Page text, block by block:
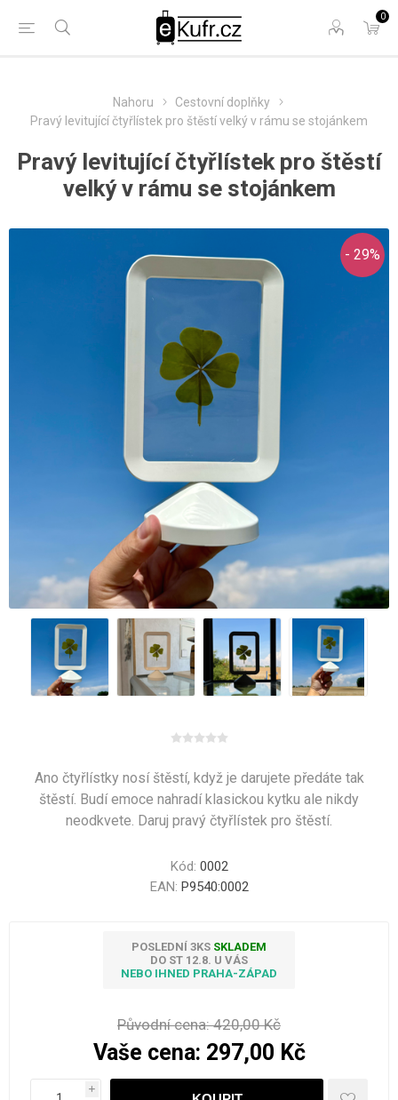
0
Nahoru
Cestovní doplňky
Pravý levitující čtyřlístek pro štěstí velký v rámu se stojánkem
Pravý levitující čtyřlístek pro štěstí
velký v rámu se stojánkem
- 29%
Ano čtyřlístky nosí štěstí, když je darujete předáte tak
štěstí. Budí emoce nahradí klasickou kytku ale nikdy
neodkvete. Daruj pravý čtyřlístek pro štěstí.
Kód: 0002
EAN: P9540:0002
POSLEDNÍ 3KS SKLADEM
DO ST 12.8. U VÁS
NEBO IHNED PRAHA-ZÁPAD
Původní cena: 420,00 Kč
Vaše cena: 297,00 Kč
i